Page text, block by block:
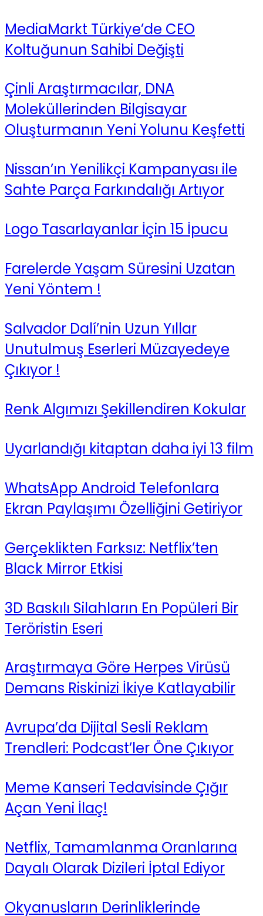
MediaMarkt Türkiye’de CEO
Koltuğunun Sahibi Değişti
Çinli Araştırmacılar, DNA
Moleküllerinden Bilgisayar
Oluşturmanın Yeni Yolunu Keşfetti
Nissan’ın Yenilikçi Kampanyası ile
Sahte Parça Farkındalığı Artıyor
Logo Tasarlayanlar İçin 15 İpucu
Farelerde Yaşam Süresini Uzatan
Yeni Yöntem !
Salvador Dalí’nin Uzun Yıllar
Unutulmuş Eserleri Müzayedeye
Çıkıyor !
Renk Algımızı Şekillendiren Kokular
Uyarlandığı kitaptan daha iyi 13 film
WhatsApp Android Telefonlara
Ekran Paylaşımı Özelliğini Getiriyor
Gerçeklikten Farksız: Netflix’ten
Black Mirror Etkisi
3D Baskılı Silahların En Popüleri Bir
Teröristin Eseri
Araştırmaya Göre Herpes Virüsü
Demans Riskinizi İkiye Katlayabilir
Avrupa’da Dijital Sesli Reklam
Trendleri: Podcast’ler Öne Çıkıyor
Meme Kanseri Tedavisinde Çığır
Açan Yeni İlaç!
Netflix, Tamamlanma Oranlarına
Dayalı Olarak Dizileri İptal Ediyor
Okyanusların Derinliklerinde